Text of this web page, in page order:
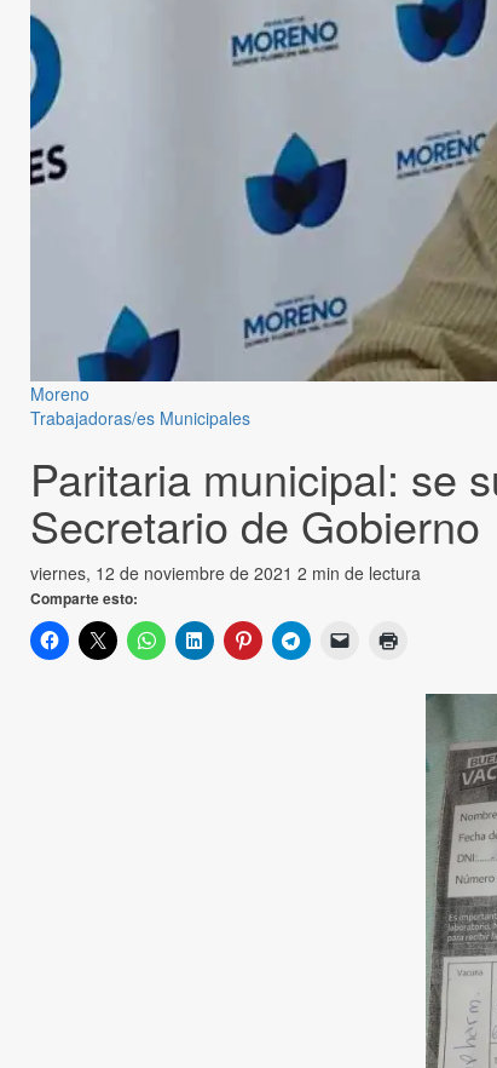
Moreno
Trabajadoras/es Municipales
Paritaria municipal: se
Secretario de Gobierno
viernes, 12 de noviembre de 2021 2 min de lectura
Comparte esto: